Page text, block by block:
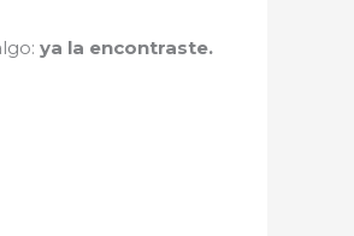
ya la encontraste.